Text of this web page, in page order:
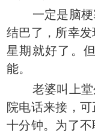
一定是脑
结巴了，所幸
星期就好了。
能。
老婆叫上
院电话来接，
十分钟。为了